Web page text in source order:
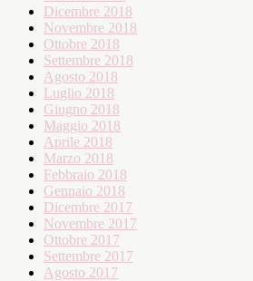
Dicembre 2018
Novembre 2018
Ottobre 2018
Settembre 2018
Agosto 2018
Luglio 2018
Giugno 2018
Maggio 2018
Aprile 2018
Marzo 2018
Febbraio 2018
Gennaio 2018
Dicembre 2017
Novembre 2017
Ottobre 2017
Settembre 2017
Agosto 2017